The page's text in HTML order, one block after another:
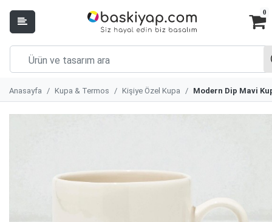
0
Anasayfa Kupa & Termos Kişiye Özel Kupa Modern Dip Mavi